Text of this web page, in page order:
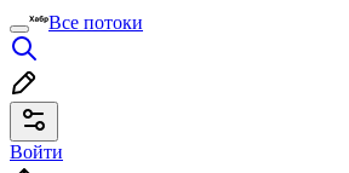
Все потоки
Войти